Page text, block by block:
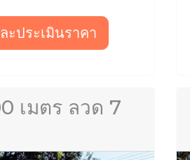
ะประเมินราคา
เมตร ลวด 7